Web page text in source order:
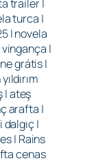
trailer |
turca |
| novela
|
grátis |
| ateş
arafta |
|
| Rains
cenas